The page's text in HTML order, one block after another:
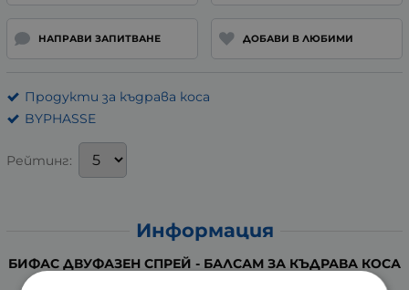
НАПРАВИ ЗАПИТВАНЕ ДОБАВИ В ЛЮБИМИ
Продукти за къдрава коса
BYPHASSE
Рейтинг:
Информация
БИФАС ДВУФАЗЕН СПРЕЙ - БАЛСАМ ЗА КЪДРАВА КОСА